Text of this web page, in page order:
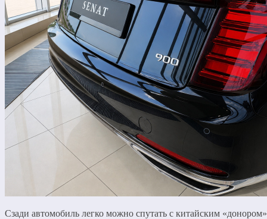
Сзади автомобиль легко можно спутать с китайским